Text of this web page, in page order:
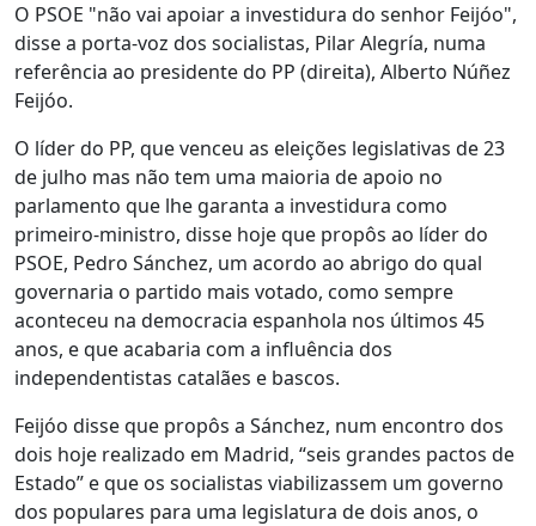
O PSOE "não vai apoiar a investidura do senhor Feijóo",
disse a porta-voz dos socialistas, Pilar Alegría, numa
referência ao presidente do PP (direita), Alberto Núñez
Feijóo.
O líder do PP, que venceu as eleições legislativas de 23
de julho mas não tem uma maioria de apoio no
parlamento que lhe garanta a investidura como
primeiro-ministro, disse hoje que propôs ao líder do
PSOE, Pedro Sánchez, um acordo ao abrigo do qual
governaria o partido mais votado, como sempre
aconteceu na democracia espanhola nos últimos 45
anos, e que acabaria com a influência dos
independentistas catalães e bascos.
Feijóo disse que propôs a Sánchez, num encontro dos
dois hoje realizado em Madrid, “seis grandes pactos de
Estado” e que os socialistas viabilizassem um governo
dos populares para uma legislatura de dois anos, o